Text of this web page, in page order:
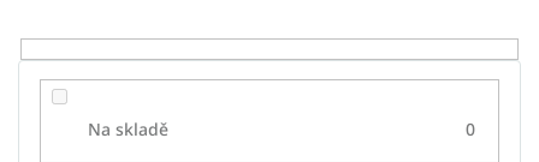
Na skladě 0